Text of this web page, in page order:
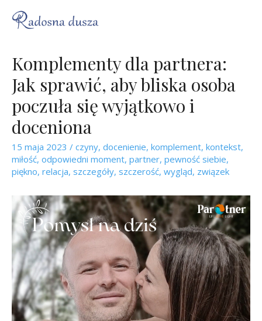
Komplementy dla partnera:
Jak sprawić, aby bliska osoba
poczuła się wyjątkowo i
doceniona
15 maja 2023 / czyny, docenienie, komplement, kontekst,
miłość, odpowiedni moment, partner, pewność siebie,
piękno, relacja, szczegóły, szczerość, wygląd, związek